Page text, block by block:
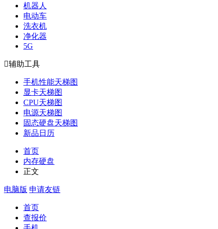
机器人
电动车
洗衣机
净化器
5G
辅助工具
手机性能天梯图
显卡天梯图
CPU天梯图
电源天梯图
固态硬盘天梯图
新品日历
首页
内存硬盘
正文
电脑版 申请友链
首页
查报价